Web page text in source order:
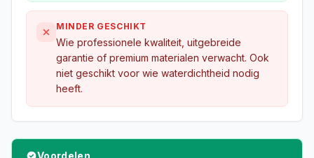
MINDER GESCHIKT
Wie professionele kwaliteit, uitgebreide
garantie of premium materialen verwacht. Ook
niet geschikt voor wie waterdichtheid nodig
heeft.
Voordelen